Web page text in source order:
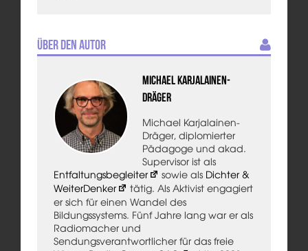
Über den Autor
Michael Karjalainen-
Dräger
Michael Karjalainen-
Dräger, diplomierter
Pädagoge und akad.
Supervisor ist als
Entfaltungsbegleiter
sowie als Dichter &
WeiterDenker
tätig. Als Aktivist engagiert
er sich für einen Wandel des
Bildungssystems. Fünf Jahre lang war er als
Radiomacher und
Sendungsverantwortlicher für das freie